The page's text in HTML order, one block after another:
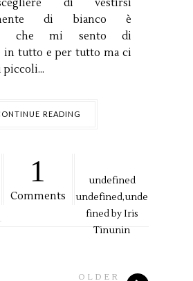
di vestirsi
di bianco è
che mi sento di
in tutto e per tutto ma ci
piccoli...
READING
1
Comments
undefined
undefined,unde
fined byIris
Tinunin
OLDER